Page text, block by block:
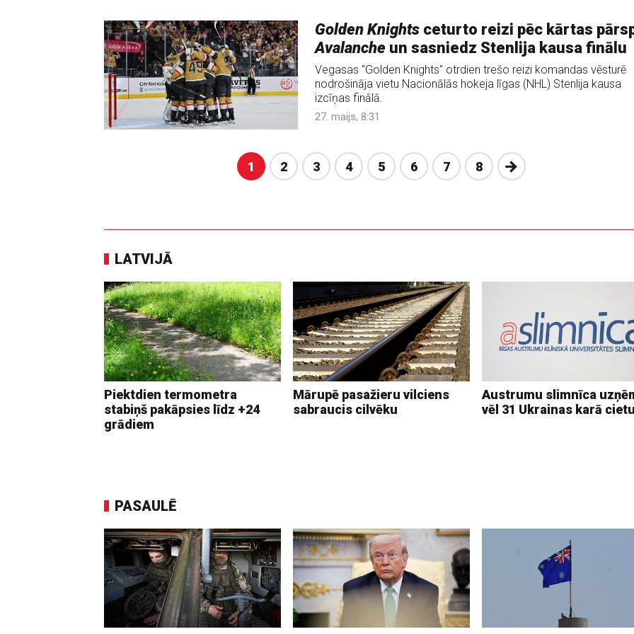
Golden Knightsceturto reizi pēc kārtas
Avalancheun sasniedz Stenlija kausa finālu
Vegasas "Golden Knights" otrdien trešo reizi komandas vēsturē
nodrošināja vietu Nacionālās hokeja līgas (NHL) Stenlija kausa
izcīņas finālā.
27. maijs, 8:31
1 2 3 4 5 6 7 8 Nākošā
LATVIJĀ
Piektdien termometra
stabiņš pakāpsies līdz +24
grādiem
Mārupē pasažieru vilciens
sabraucis cilvēku
Austrumu slimnīca
vēl 31 Ukrainas karā
PASAULĒ